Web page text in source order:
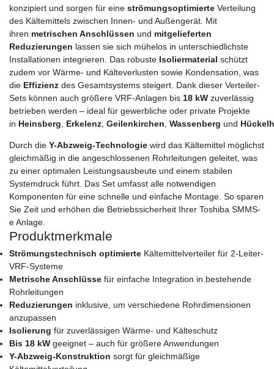
konzipiert und sorgen für eine strömungsoptimierte Verteilung
des Kältemittels zwischen Innen- und Außengerät. Mit
ihren metrischen Anschlüssen und mitgelieferten
Reduzierungen lassen sie sich mühelos in unterschiedlichste
Installationen integrieren. Das robuste Isoliermaterial schützt
zudem vor Wärme- und Kälteverlusten sowie Kondensation, was
die Effizienz des Gesamtsystems steigert. Dank dieser Verteiler-
Sets können auch größere VRF-Anlagen bis 18 kW zuverlässig
betrieben werden – ideal für gewerbliche oder private Projekte
in Heinsberg Erkelenz Geilenkirchen Wassenberg und
Durch die Y-Abzweig-Technologie wird das Kältemittel möglichst
gleichmäßig in die angeschlossenen Rohrleitungen geleitet, was
zu einer optimalen Leistungsausbeute und einem stabilen
Systemdruck führt. Das Set umfasst alle notwendigen
Komponenten für eine schnelle und einfache Montage. So sparen
Sie Zeit und erhöhen die Betriebssicherheit Ihrer Toshiba SMMS-
e Anlage.
Produktmerkmale
Strömungstechnisch optimierte Kältemittelverteiler für 2-Leiter-
VRF-Systeme
Metrische Anschlüsse für einfache Integration in bestehende
Rohrleitungen
Reduzierungen inklusive, um verschiedene Rohrdimensionen
anzupassen
Isolierung für zuverlässigen Wärme- und Kälteschutz
Bis 18 kW geeignet – auch für größere Anwendungen
Y-Abzweig-Konstruktion sorgt für gleichmäßige